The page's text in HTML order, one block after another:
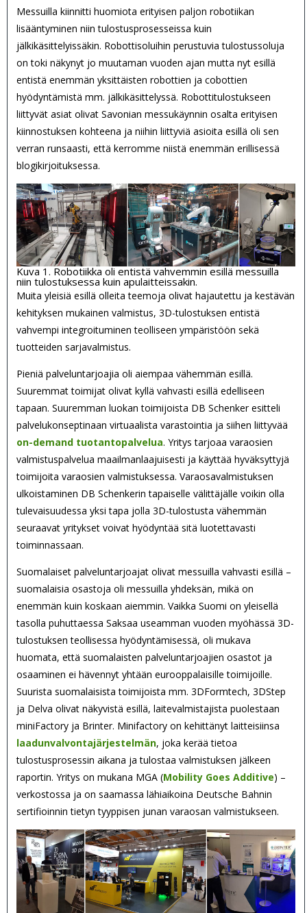
Messuilla kiinnitti huomiota erityisen paljon robotiikan
lisääntyminen niin tulostusprosesseissa kuin
jälkikäsittelyissäkin. Robottisoluihin perustuvia tulostussoluja
on toki näkynyt jo muutaman vuoden ajan mutta nyt esillä
entistä enemmän yksittäisten robottien ja cobottien
hyödyntämistä mm. jälkikäsittelyssä. Robottitulostukseen
liittyvät asiat olivat Savonian messukäynnin osalta erityisen
kiinnostuksen kohteena ja niihin liittyviä asioita esillä oli sen
verran runsaasti, että kerromme niistä enemmän erillisessä
blogikirjoituksessa.
Kuva 1. Robotiikka oli entistä vahvemmin esillä messuilla
niin tulostuksessa kuin apulaitteissakin.
Muita yleisiä esillä olleita teemoja olivat hajautettu ja kestävän
kehityksen mukainen valmistus, 3D-tulostuksen entistä
vahvempi integroituminen teolliseen ympäristöön sekä
tuotteiden sarjavalmistus.
Pieniä palveluntarjoajia oli aiempaa vähemmän esillä.
Suuremmat toimijat olivat kyllä vahvasti esillä edelliseen
tapaan. Suuremman luokan toimijoista DB Schenker esitteli
palvelukonseptinaan virtuaalista varastointia ja siihen liittyvää
on-demand tuotantopalvelua. Yritys tarjoaa varaosien
valmistuspalvelua maailmanlaajuisesti ja käyttää hyväksyttyjä
toimijoita varaosien valmistuksessa. Varaosavalmistuksen
ulkoistaminen DB Schenkerin tapaiselle välittäjälle voikin olla
tulevaisuudessa yksi tapa jolla 3D-tulostusta vähemmän
seuraavat yritykset voivat hyödyntää sitä luotettavasti
toiminnassaan.
Suomalaiset palveluntarjoajat olivat messuilla vahvasti esillä –
suomalaisia osastoja oli messuilla yhdeksän, mikä on
enemmän kuin koskaan aiemmin. Vaikka Suomi on yleisellä
tasolla puhuttaessa Saksaa useamman vuoden myöhässä 3D-
tulostuksen teollisessa hyödyntämisessä, oli mukava
huomata, että suomalaisten palveluntarjoajien osastot ja
osaaminen ei hävennyt yhtään eurooppalaisille toimijoille.
Suurista suomalaisista toimijoista mm. 3DFormtech, 3DStep
ja Delva olivat näkyvistä esillä, laitevalmistajista puolestaan
miniFactory ja Brinter. Minifactory on kehittänyt laitteisiinsa
laadunvalvontajärjestelmän, joka kerää tietoa
tulostusprosessin aikana ja tulostaa valmistuksen jälkeen
raportin. Yritys on mukana MGA (Mobility Goes Additive) –
verkostossa ja on saamassa lähiaikoina Deutsche Bahnin
sertifioinnin tietyn tyyppisen junan varaosan valmistukseen.